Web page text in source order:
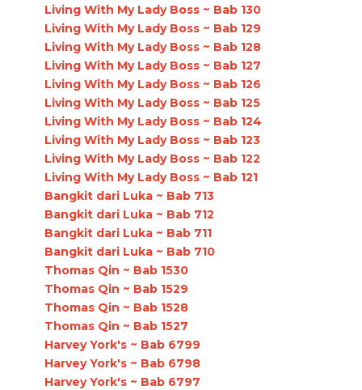
Living With My Lady Boss ~ Bab 130
Living With My Lady Boss ~ Bab 129
Living With My Lady Boss ~ Bab 128
Living With My Lady Boss ~ Bab 127
Living With My Lady Boss ~ Bab 126
Living With My Lady Boss ~ Bab 125
Living With My Lady Boss ~ Bab 124
Living With My Lady Boss ~ Bab 123
Living With My Lady Boss ~ Bab 122
Living With My Lady Boss ~ Bab 121
Bangkit dari Luka ~ Bab 713
Bangkit dari Luka ~ Bab 712
Bangkit dari Luka ~ Bab 711
Bangkit dari Luka ~ Bab 710
Thomas Qin ~ Bab 1530
Thomas Qin ~ Bab 1529
Thomas Qin ~ Bab 1528
Thomas Qin ~ Bab 1527
Harvey York's ~ Bab 6799
Harvey York's ~ Bab 6798
Harvey York's ~ Bab 6797